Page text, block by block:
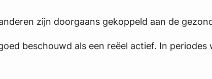
zijn doorgaans gekoppeld aan de
beschouwd als een reëel actief. In